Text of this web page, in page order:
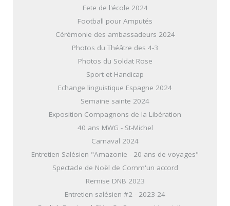
Fete de l'école 2024
Football pour Amputés
Cérémonie des ambassadeurs 2024
Photos du Théâtre des 4-3
Photos du Soldat Rose
Sport et Handicap
Echange linguistique Espagne 2024
Semaine sainte 2024
Exposition Compagnons de la Libération
40 ans MWG - St-Michel
Carnaval 2024
Entretien Salésien "Amazonie - 20 ans de voyages"
Spectacle de Noël de Comm'un accord
Remise DNB 2023
Entretien salésien #2 - 2023-24